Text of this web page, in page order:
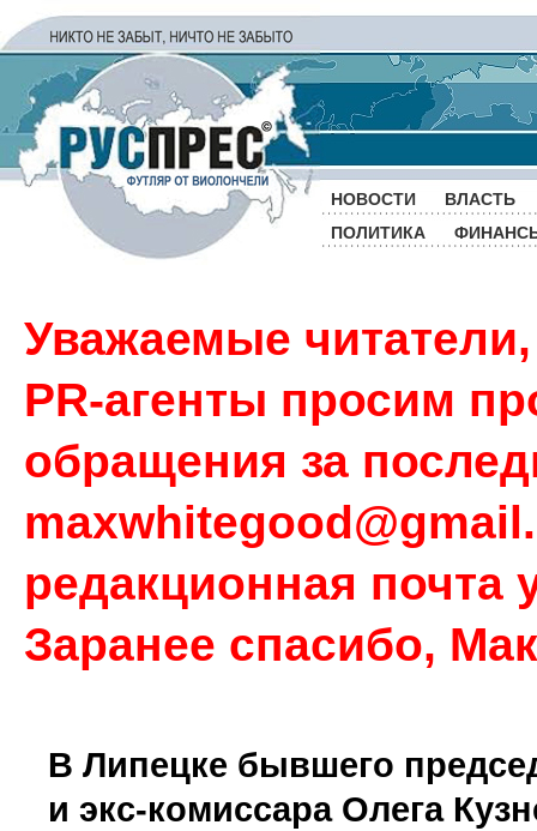
НОВОСТИ
ВЛАСТЬ
ПОЛИТИКА
Уважаемые
PR-агенты просим
обращения за
редакционная почта
Заранее спасибо,
В Липецке бывшего
и экс-комиссара Олега